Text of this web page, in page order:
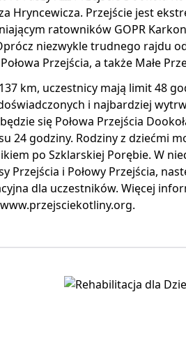
Hryncewicza. Przejście jest
ratowników GOPR
niezwykle trudnego rajdu
Przejścia, a także Małe
km, uczestnicy mają limit 48
i najbardziej
się Połowa Przejścia
24 godziny. Rodziny z dziećmi
po Szklarskiej Porębie. W
Przejścia i Połowy Przejścia,
dla uczestników. Więcej